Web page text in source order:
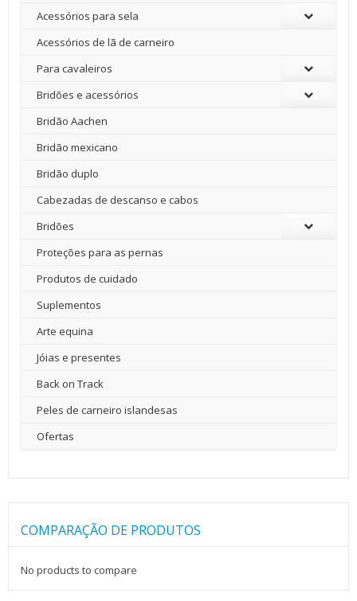
Acessórios para sela
Acessórios de lã de carneiro
Para cavaleiros
Bridões e acessórios
Bridão Aachen
Bridão mexicano
Bridão duplo
Cabezadas de descanso e cabos
Bridões
Proteções para as pernas
Produtos de cuidado
Suplementos
Arte equina
Jóias e presentes
Back on Track
Peles de carneiro islandesas
Ofertas
COMPARAÇÃO DE PRODUTOS
No products to compare